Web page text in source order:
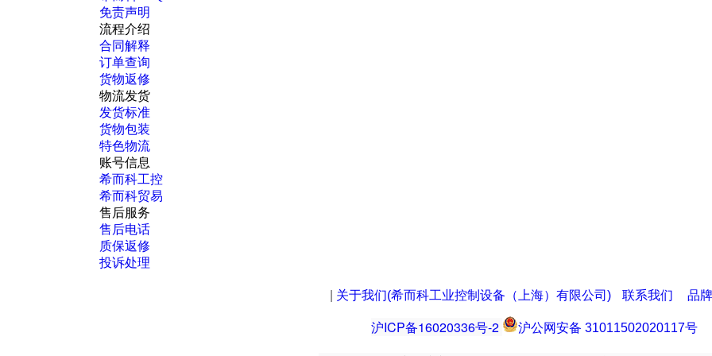
免责声明
流程介绍
合同解释
订单查询
货物返修
物流发货
发货标准
货物包装
特色物流
账号信息
希而科工控
希而科贸易
售后服务
售后电话
质保返修
投诉处理
关于我们(希而科工业控制设备（上海）有限公司) 联系我们 品
沪ICP备16020336号-2 沪公网安备 31011502020117号